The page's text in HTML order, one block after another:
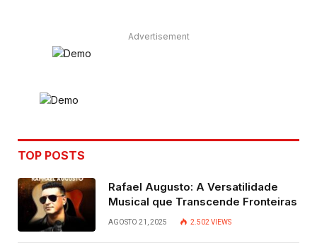
Advertisement
TOP POSTS
Rafael Augusto: A Versatilidade
Musical que Transcende Fronteiras
AGOSTO 21, 2025 2.502 VIEWS